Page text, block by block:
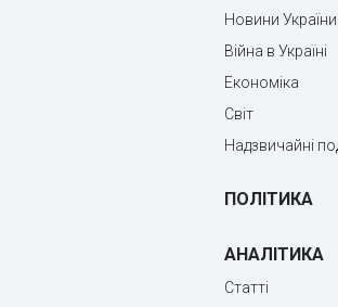
Новини України
Війна в Україні
Економіка
Світ
Надзвичайні
ПОЛІТИКА
АНАЛІТИКА
Статті